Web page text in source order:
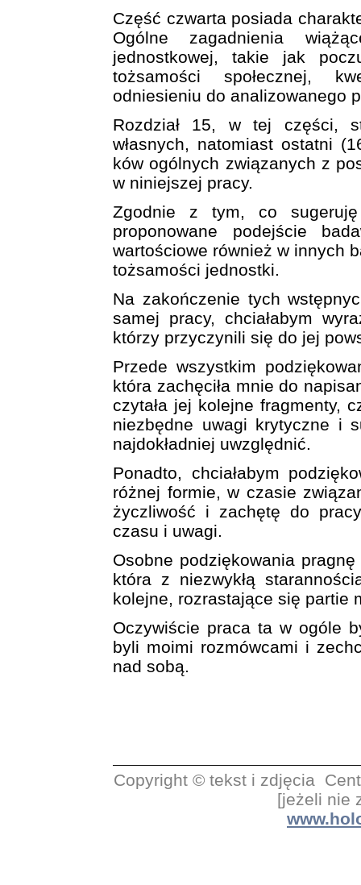
Część czwarta posiada
Ogólne zagadnienia
jednostkowej, takie jak
tożsamości społecznej,
odniesieniu do anali­zowanego
Rozdział 15, w tej części,
własnych, natomiast ostatni
ków ogólnych związanych z
w niniejszej pracy.
Zgodnie z tym, co sugeruję
proponowane podejście
wartościowe również w innych
tożsamości jednostki.
Na zakończenie tych
samej pracy, chciałabym
którzy przyczynili się do jej
Przede wszystkim
która zachęciła mnie do
czytała jej kolejne fragmenty,
niezbędne uwagi krytyczne i
najdokładniej uwzględnić.
Ponadto, chciałabym
różnej formie, w czasie
życzliwość i zachętę do
czasu i uwagi.
Osobne podziękowania
która z niezwykłą
kolejne, rozrastające się partie
Oczywiście praca ta w ogóle
byli moimi rozmówcami i
nad sobą.
Copyright © tekst i zdjęcia
[jeżeli nie